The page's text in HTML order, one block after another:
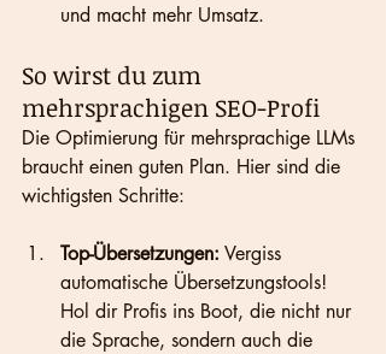
und macht mehr Umsatz.
So wirst du zum
mehrsprachigen SEO-Profi
Die Optimierung für mehrsprachige LLMs
braucht einen guten Plan. Hier sind die
wichtigsten Schritte:
Top-Übersetzungen: Vergiss
automatische Übersetzungstools!
Hol dir Profis ins Boot, die nicht nur
die Sprache, sondern auch die